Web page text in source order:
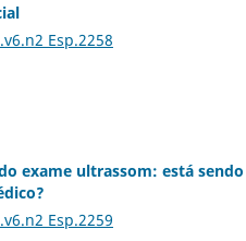
Esp.2258
exame ultrassom: está
Esp.2259